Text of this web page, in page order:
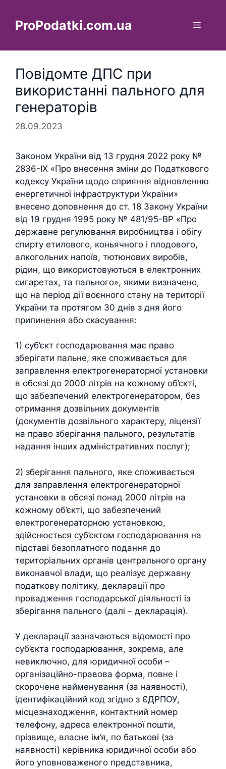
вмістуProPodatki.com.ua Меню
Повідомте ДПС при
використанні пального для
генераторів
28.09.2023
Законом України від 13 грудня 2022 року №
2836-IX «Про внесення зміни до Податкового
кодексу України щодо сприяння відновленню
енергетичної інфраструктури України»
внесено доповнення до ст. 18 Закону України
від 19 грудня 1995 року № 481/95-ВР «Про
державне регулювання виробництва і обігу
спирту етилового, коньячного і плодового,
алкогольних напоїв, тютюнових виробів,
рідин, що використовуються в електронних
сигаретах, та пального», якими визначено,
що на період дії воєнного стану на території
України та протягом 30 днів з дня його
припинення або скасування:
1) суб’єкт господарювання має право
зберігати пальне, яке споживається для
заправлення електрогенераторної установки
в обсязі до 2000 літрів на кожному об’єкті,
що забезпечений електрогенератором, без
отримання дозвільних документів
(документів дозвільного характеру, ліцензії
на право зберігання пального, результатів
надання інших адміністративних послуг);
2) зберігання пального, яке споживається
для заправлення електрогенераторної
установки в обсязі понад 2000 літрів на
кожному об’єкті, що забезпечений
електрогенераторною установкою,
здійснюється суб’єктом господарювання на
підставі безоплатного подання до
територіальних органів центрального органу
виконавчої влади, що реалізує державну
податкову політику, декларації про
провадження господарської діяльності із
зберігання пального (далі – декларація).
У декларації зазначаються відомості про
суб’єкта господарювання, зокрема, але
невиключно, для юридичної особи –
організаційно-правова форма, повне і
скорочене найменування (за наявності),
ідентифікаційний код згідно з ЄДРПОУ,
місцезнаходження, контактний номер
телефону, адреса електронної пошти,
прізвище, власне ім’я, по батькові (за
наявності) керівника юридичної особи або
його уповноваженого представника,